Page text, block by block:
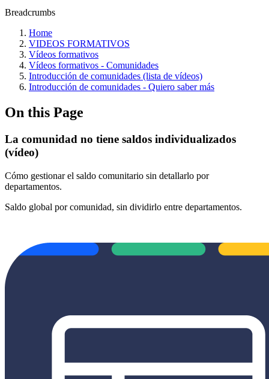
Breadcrumbs
Home
VIDEOS FORMATIVOS
Vídeos formativos
Vídeos formativos - Comunidades
Introducción de comunidades (lista de vídeos)
Introducción de comunidades - Quiero saber más
On this Page
La comunidad no tiene saldos individualizados
(vídeo)
Cómo gestionar el saldo comunitario sin detallarlo por
departamentos.
Saldo global por comunidad, sin dividirlo entre departamentos.